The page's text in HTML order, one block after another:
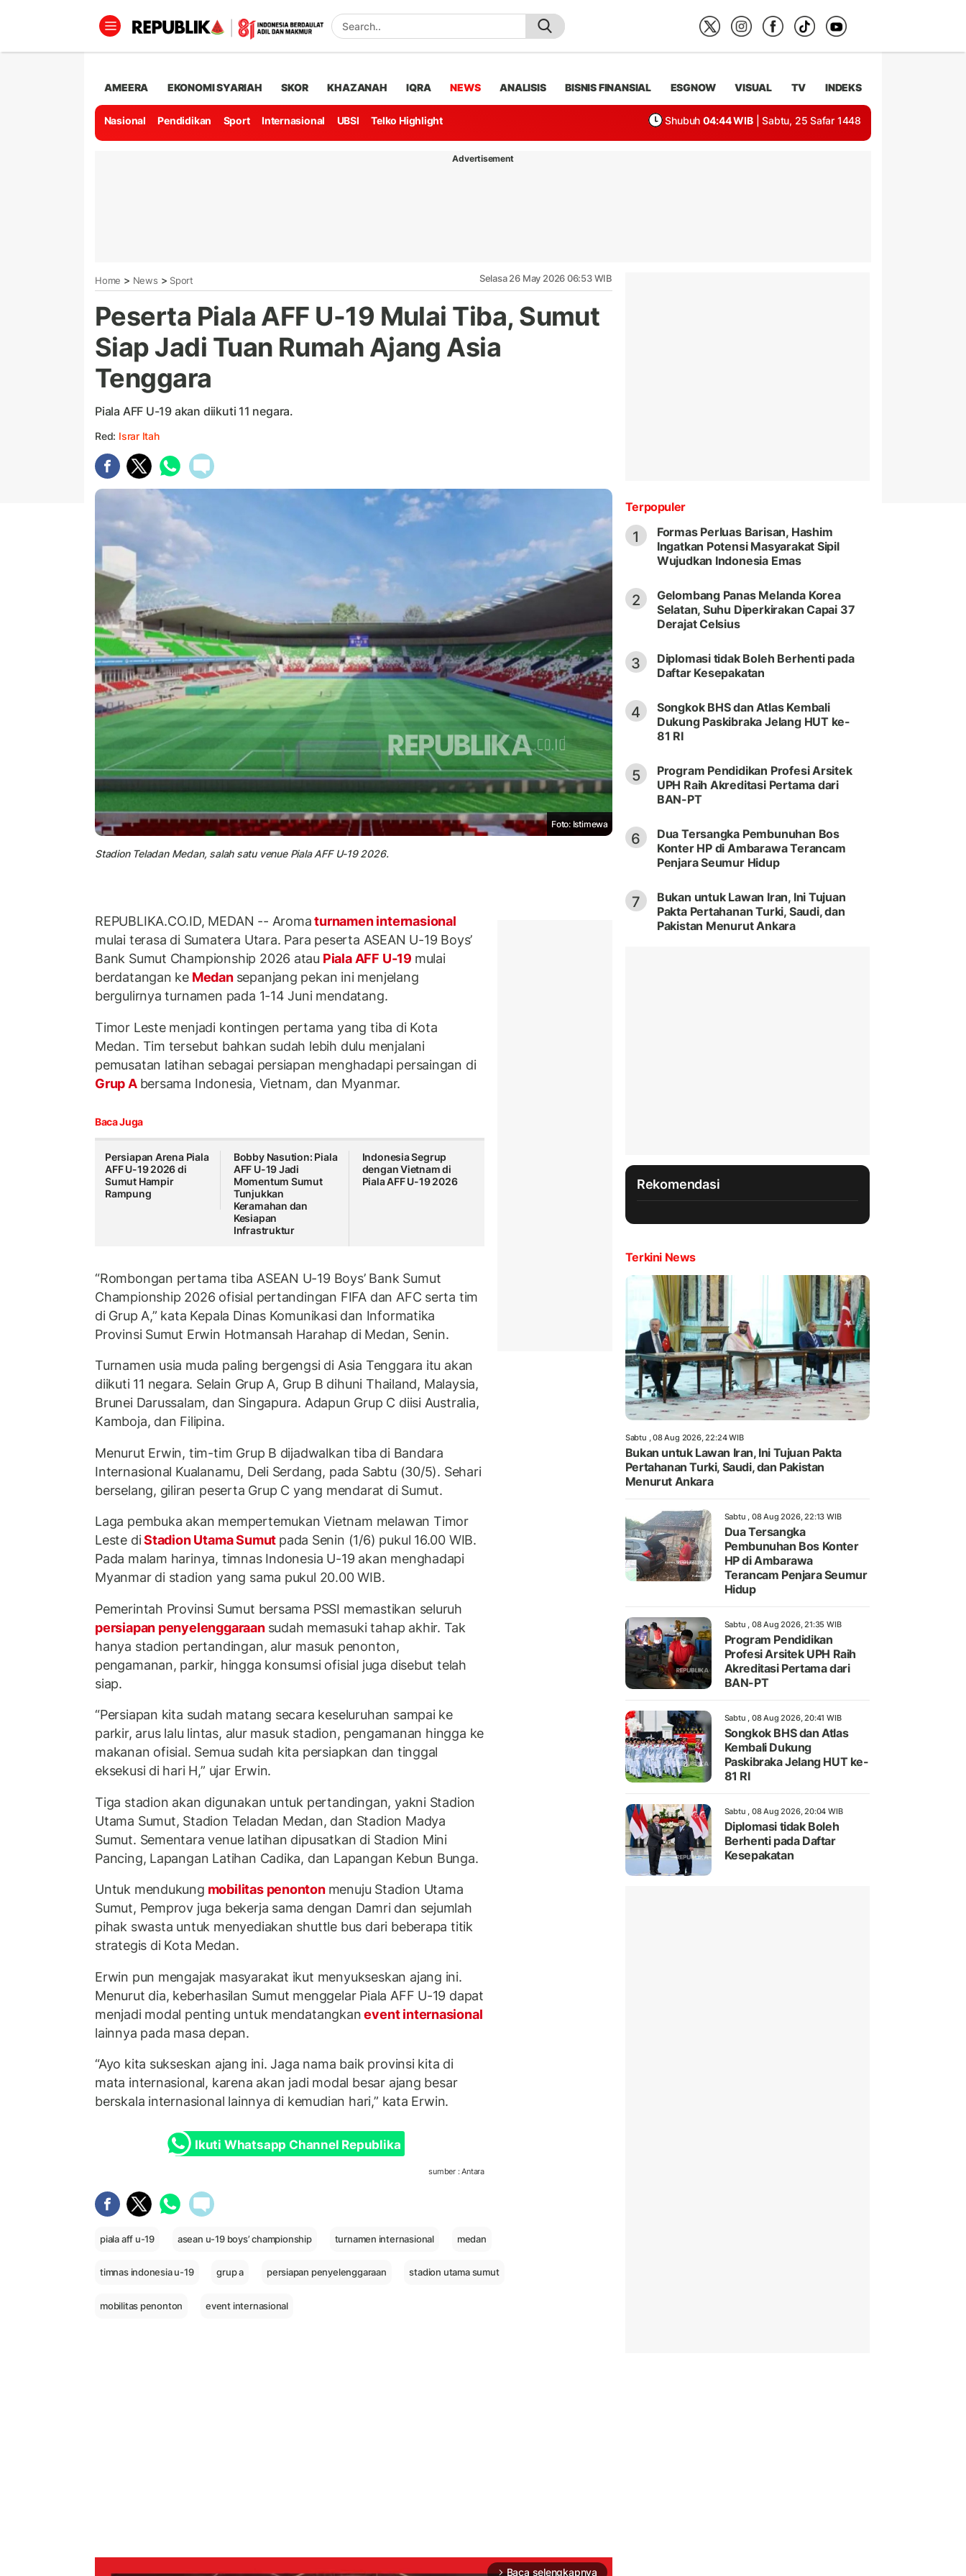
AMEERA EKONOMI SYARIAH SKOR KHAZANAH IQRA NEWS ANALISIS BISNIS FINANSIAL ESGNOW VISUAL TV INDEKS
Nasional Pendidikan Sport Internasional UBSI Telko Highlight Shubuh 04:44 WIB | Sabtu, 25 Safar 1448
Advertisement
Home > News > Sport Selasa 26 May 2026 06:53 WIB
Peserta Piala AFF U-19 Mulai Tiba, Sumut
Siap Jadi Tuan Rumah Ajang Asia
Tenggara
Piala AFF U-19 akan diikuti 11 negara.
Red: Israr Itah
Foto: Istimewa
Stadion Teladan Medan, salah satu venue Piala AFF U-19 2026.
REPUBLIKA.CO.ID, MEDAN -- Aromaturnamen internasional
mulai terasa di Sumatera Utara. Para peserta ASEAN U-19 Boys’
Bank Sumut Championship 2026 atau Piala AFF U-19 mulai
berdatangan ke Medan sepanjang pekan ini menjelang
bergulirnya turnamen pada 1-14 Juni mendatang.
Timor Leste menjadi kontingen pertama yang tiba di Kota
Medan. Tim tersebut bahkan sudah lebih dulu menjalani
pemusatan latihan sebagai persiapan menghadapi persaingan di
Grup A bersama Indonesia, Vietnam, dan Myanmar.
Baca Juga
Persiapan Arena Piala
AFF U-19 2026 di
Sumut Hampir
Rampung
Bobby Nasution: Piala
AFF U-19 Jadi
Momentum Sumut
Tunjukkan
Keramahan dan
Kesiapan
Infrastruktur
Indonesia Segrup
dengan Vietnam di
Piala AFF U-19 2026
“Rombongan pertama tiba ASEAN U-19 Boys’ Bank Sumut
Championship 2026 ofisial pertandingan FIFA dan AFC serta tim
di Grup A,” kata Kepala Dinas Komunikasi dan Informatika
Provinsi Sumut Erwin Hotmansah Harahap di Medan, Senin.
Turnamen usia muda paling bergengsi di Asia Tenggara itu akan
diikuti 11 negara. Selain Grup A, Grup B dihuni Thailand, Malaysia,
Brunei Darussalam, dan Singapura. Adapun Grup C diisi Australia,
Kamboja, dan Filipina.
Menurut Erwin, tim-tim Grup B dijadwalkan tiba di Bandara
Internasional Kualanamu, Deli Serdang, pada Sabtu (30/5). Sehari
berselang, giliran peserta Grup C yang mendarat di Sumut.
Laga pembuka akan mempertemukan Vietnam melawan Timor
Leste diStadion Utama Sumut pada Senin (1/6) pukul 16.00 WIB.
Pada malam harinya, timnas Indonesia U-19 akan menghadapi
Myanmar di stadion yang sama pukul 20.00 WIB.
Pemerintah Provinsi Sumut bersama PSSI memastikan seluruh
persiapan penyelenggaraan sudah memasuki tahap akhir. Tak
hanya stadion pertandingan, alur masuk penonton,
pengamanan, parkir, hingga konsumsi ofisial juga disebut telah
siap.
“Persiapan kita sudah matang secara keseluruhan sampai ke
parkir, arus lalu lintas, alur masuk stadion, pengamanan hingga ke
makanan ofisial. Semua sudah kita persiapkan dan tinggal
eksekusi di hari H,” ujar Erwin.
Tiga stadion akan digunakan untuk pertandingan, yakni Stadion
Utama Sumut, Stadion Teladan Medan, dan Stadion Madya
Sumut. Sementara venue latihan dipusatkan di Stadion Mini
Pancing, Lapangan Latihan Cadika, dan Lapangan Kebun Bunga.
Untuk mendukung mobilitas penonton menuju Stadion Utama
Sumut, Pemprov juga bekerja sama dengan Damri dan sejumlah
pihak swasta untuk menyediakan shuttle bus dari beberapa titik
strategis di Kota Medan.
Erwin pun mengajak masyarakat ikut menyukseskan ajang ini.
Menurut dia, keberhasilan Sumut menggelar Piala AFF U-19 dapat
menjadi modal penting untuk mendatangkanevent internasional
lainnya pada masa depan.
“Ayo kita sukseskan ajang ini. Jaga nama baik provinsi kita di
mata internasional, karena akan jadi modal besar ajang besar
berskala internasional lainnya di kemudian hari,” kata Erwin.
Ikuti Whatsapp Channel Republika
sumber : Antara
piala aff u-19 asean u-19 boys’ championship turnamen internasional medan
timnas indonesia u-19 grup a persiapan penyelenggaraan stadion utama sumut
mobilitas penonton event internasional
arrow_forward_ios Baca selengkapnya
Terpopuler
1
Formas Perluas Barisan, Hashim
Ingatkan Potensi Masyarakat Sipil
Wujudkan Indonesia Emas
2
Gelombang Panas Melanda Korea
Selatan, Suhu Diperkirakan Capai 37
Derajat Celsius
3
Diplomasi tidak Boleh Berhenti pada
Daftar Kesepakatan
4
Songkok BHS dan Atlas Kembali
Dukung Paskibraka Jelang HUT ke-
81 RI
5
Program Pendidikan Profesi Arsitek
UPH Raih Akreditasi Pertama dari
BAN-PT
6
Dua Tersangka Pembunuhan Bos
Konter HP di Ambarawa Terancam
Penjara Seumur Hidup
7
Bukan untuk Lawan Iran, Ini Tujuan
Pakta Pertahanan Turki, Saudi, dan
Pakistan Menurut Ankara
Rekomendasi
Terkini News
Sabtu , 08 Aug 2026, 22:24 WIB
Bukan untuk Lawan Iran, Ini Tujuan Pakta
Pertahanan Turki, Saudi, dan Pakistan
Menurut Ankara
Sabtu , 08 Aug 2026, 22:13 WIB
Dua Tersangka
Pembunuhan Bos Konter
HP di Ambarawa
Terancam Penjara Seumur
Hidup
Sabtu , 08 Aug 2026, 21:35 WIB
Program Pendidikan
Profesi Arsitek UPH Raih
Akreditasi Pertama dari
BAN-PT
Sabtu , 08 Aug 2026, 20:41 WIB
Songkok BHS dan Atlas
Kembali Dukung
Paskibraka Jelang HUT ke-
81 RI
Sabtu , 08 Aug 2026, 20:04 WIB
Diplomasi tidak Boleh
Berhenti pada Daftar
Kesepakatan